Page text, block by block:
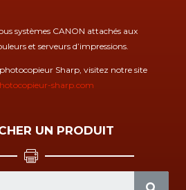
systèmes CANON attachés aux
et serveurs d’impressions.
Sharp, visitez notre site
sharp.com
UN PRODUIT